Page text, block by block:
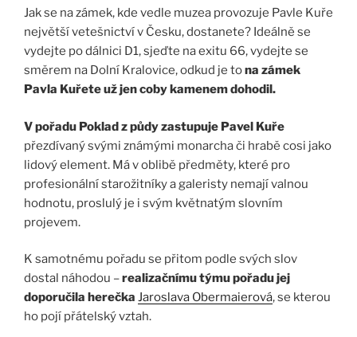
Jak se na zámek, kde vedle muzea provozuje Pavle Kuře
největší vetešnictví v Česku, dostanete? Ideálně se
vydejte po dálnici D1, sjeďte na exitu 66, vydejte se
směrem na Dolní Kralovice, odkud je tona zámek
Pavla Kuřete už jen coby kamenem dohodil.
V pořadu Poklad z půdy zastupuje Pavel Kuře
přezdívaný svými známými monarcha či hrabě cosi jako
lidový element. Má v oblibě předměty, které pro
profesionální starožitníky a galeristy nemají valnou
hodnotu, proslulý je i svým květnatým slovním
projevem.
K samotnému pořadu se přitom podle svých slov
dostal náhodou –realizačnímu týmu pořadu jej
doporučila herečka Jaroslava Obermaierová, se kterou
ho pojí přátelský vztah.